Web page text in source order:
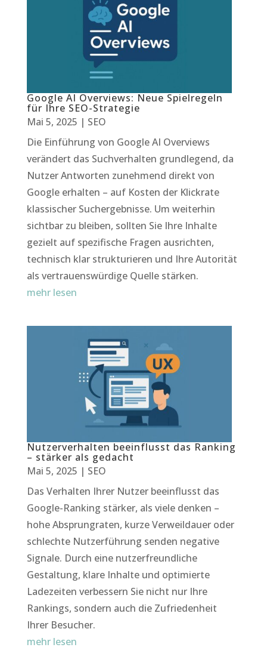
Google AI Overviews: Neue Spielregeln
für Ihre SEO-Strategie
Mai 5, 2025 | SEO
Die Einführung von Google AI Overviews
verändert das Suchverhalten grundlegend, da
Nutzer Antworten zunehmend direkt von
Google erhalten – auf Kosten der Klickrate
klassischer Suchergebnisse. Um weiterhin
sichtbar zu bleiben, sollten Sie Ihre Inhalte
gezielt auf spezifische Fragen ausrichten,
technisch klar strukturieren und Ihre Autorität
als vertrauenswürdige Quelle stärken.
mehr lesen
Nutzerverhalten beeinflusst das Ranking
– stärker als gedacht
Mai 5, 2025 | SEO
Das Verhalten Ihrer Nutzer beeinflusst das
Google-Ranking stärker, als viele denken –
hohe Absprungraten, kurze Verweildauer oder
schlechte Nutzerführung senden negative
Signale. Durch eine nutzerfreundliche
Gestaltung, klare Inhalte und optimierte
Ladezeiten verbessern Sie nicht nur Ihre
Rankings, sondern auch die Zufriedenheit
Ihrer Besucher.
mehr lesen